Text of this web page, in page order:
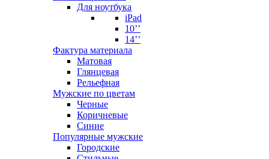
Для ноутбука
iPad
10’’
14’’
Фактура материала
Матовая
Глянцевая
Рельефная
Мужские по цветам
Черные
Коричневые
Синие
Популярные мужские
Городские